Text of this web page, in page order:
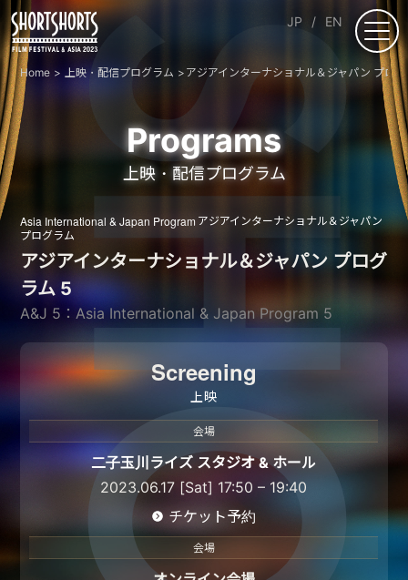
JP EN
Home 上映・配信プログラム アジアインターナショナル＆ジャパン プロ
Programs
上映・配信プログラム
Asia International & Japan Program アジアインターナショナル＆ジャパン
プログラム
アジアインターナショナル＆ジャパン プログ
ラム 5
A&J 5：Asia International & Japan Program 5
Screening
上映
会場
二子玉川ライズ スタジオ & ホール
2023.06.17 [Sat] 17:50 – 19:40
チケット予約
会場